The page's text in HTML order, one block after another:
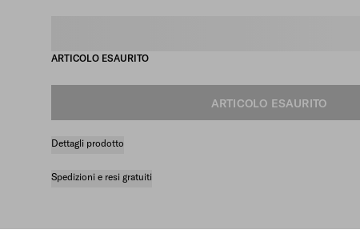
ARTICOLO ESAURITO
ARTICOLO ESAURITO
Dettagli prodotto
Spedizioni e resi gratuiti